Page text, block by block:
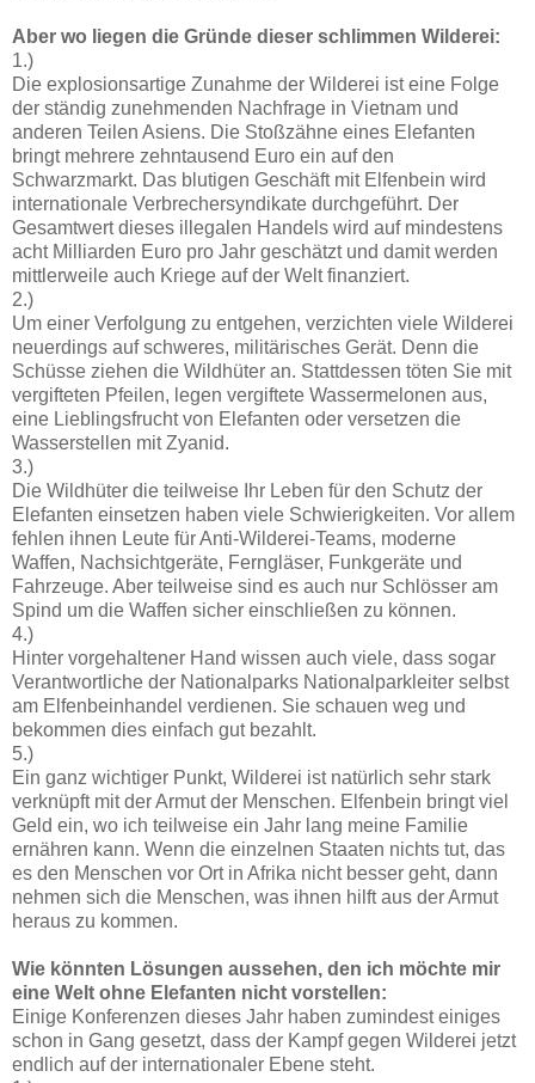
Aber wo liegen die Gründe dieser schlimmen Wilderei:
1.)
Die explosionsartige Zunahme der Wilderei ist eine Folge
der ständig zunehmenden Nachfrage in Vietnam und
anderen Teilen Asiens. Die Stoßzähne eines Elefanten
bringt mehrere zehntausend Euro ein auf den
Schwarzmarkt. Das blutigen Geschäft mit Elfenbein wird
internationale Verbrechersyndikate durchgeführt. Der
Gesamtwert dieses illegalen Handels wird auf mindestens
acht Milliarden Euro pro Jahr geschätzt und damit werden
mittlerweile auch Kriege auf der Welt finanziert.
2.)
Um einer Verfolgung zu entgehen, verzichten viele Wilderei
neuerdings auf schweres, militärisches Gerät. Denn die
Schüsse ziehen die Wildhüter an. Stattdessen töten Sie mit
vergifteten Pfeilen, legen vergiftete Wassermelonen aus,
eine Lieblingsfrucht von Elefanten oder versetzen die
Wasserstellen mit Zyanid.
3.)
Die Wildhüter die teilweise Ihr Leben für den Schutz der
Elefanten einsetzen haben viele Schwierigkeiten. Vor allem
fehlen ihnen Leute für Anti-Wilderei-Teams, moderne
Waffen, Nachsichtgeräte, Ferngläser, Funkgeräte und
Fahrzeuge. Aber teilweise sind es auch nur Schlösser am
Spind um die Waffen sicher einschließen zu können.
4.)
Hinter vorgehaltener Hand wissen auch viele, dass sogar
Verantwortliche der Nationalparks Nationalparkleiter selbst
am Elfenbeinhandel verdienen. Sie schauen weg und
bekommen dies einfach gut bezahlt.
5.)
Ein ganz wichtiger Punkt, Wilderei ist natürlich sehr stark
verknüpft mit der Armut der Menschen. Elfenbein bringt viel
Geld ein, wo ich teilweise ein Jahr lang meine Familie
ernähren kann. Wenn die einzelnen Staaten nichts tut, das
es den Menschen vor Ort in Afrika nicht besser geht, dann
nehmen sich die Menschen, was ihnen hilft aus der Armut
heraus zu kommen.
Wie könnten Lösungen aussehen, den ich möchte mir
eine Welt ohne Elefanten nicht vorstellen:
Einige Konferenzen dieses Jahr haben zumindest einiges
schon in Gang gesetzt, dass der Kampf gegen Wilderei jetzt
endlich auf der internationaler Ebene steht.